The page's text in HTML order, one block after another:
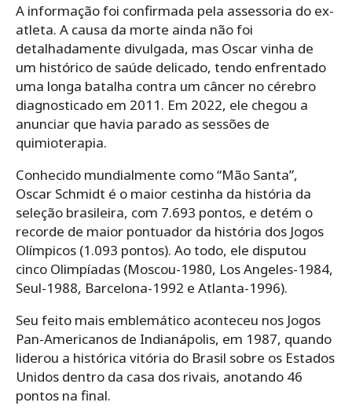
A informação foi confirmada pela assessoria do ex-
atleta. A causa da morte ainda não foi
detalhadamente divulgada, mas Oscar vinha de
um histórico de saúde delicado, tendo enfrentado
uma longa batalha contra um câncer no cérebro
diagnosticado em 2011. Em 2022, ele chegou a
anunciar que havia parado as sessões de
quimioterapia.
Conhecido mundialmente como “Mão Santa”,
Oscar Schmidt é o maior cestinha da história da
seleção brasileira, com 7.693 pontos, e detém o
recorde de maior pontuador da história dos Jogos
Olímpicos (1.093 pontos). Ao todo, ele disputou
cinco Olimpíadas (Moscou-1980, Los Angeles-1984,
Seul-1988, Barcelona-1992 e Atlanta-1996).
Seu feito mais emblemático aconteceu nos Jogos
Pan-Americanos de Indianápolis, em 1987, quando
liderou a histórica vitória do Brasil sobre os Estados
Unidos dentro da casa dos rivais, anotando 46
pontos na final.